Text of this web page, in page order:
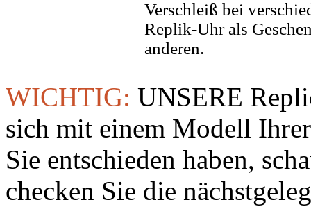
Verschleiß bei
Replik-Uhr als
anderen.
WICHTIG: UNSERE
sich mit einem Modell
Sie entschieden haben,
checken Sie die